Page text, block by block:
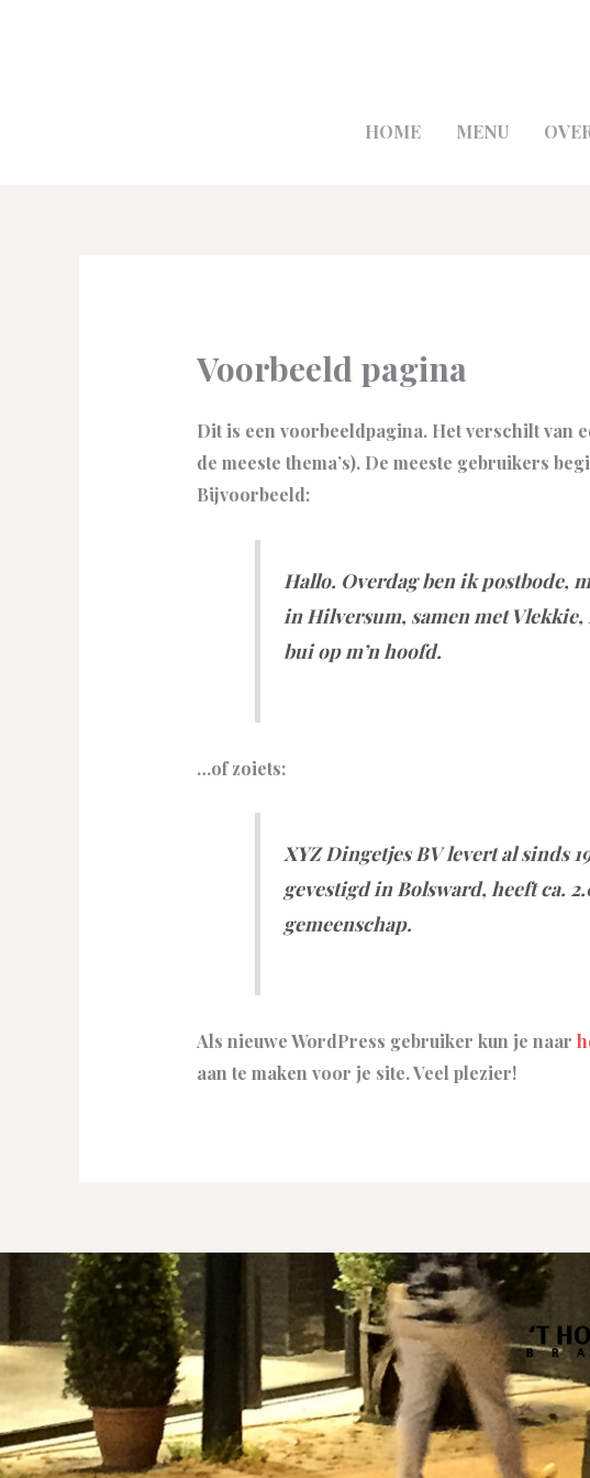
HOME
MENU
Voorbeeld pagina
Dit is een voorbeeldpagina. Het verschilt van
de meeste thema’s). De meeste gebruikers
Bijvoorbeeld:
Hallo. Overdag ben ik postbode,
in Hilversum, samen met Vlekkie,
bui op m’n hoofd.
…of zoiets:
XYZ Dingetjes BV levert al sinds
gevestigd in Bolsward, heeft ca.
gemeenschap.
Als nieuwe WordPress gebruiker kun je naar
aan te maken voor je site. Veel plezier!